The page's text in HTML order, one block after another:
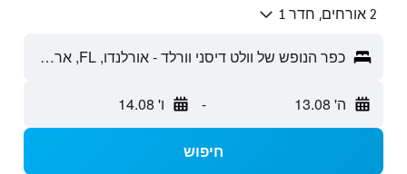
2 אורחים, חדר 1
כפר הנופש של וולט דיסני וורלד - אורלנדו, FL, ארצות הברית
ה' 13.08 - ו' 14.08
חיפוש